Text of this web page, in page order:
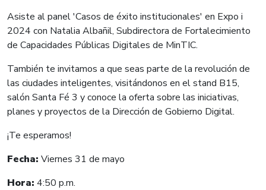
Asiste al panel 'Casos de éxito institucionales' en Expo i
2024 con Natalia Albañil, Subdirectora de Fortalecimiento
de Capacidades Públicas Digitales de MinTIC.
También te invitamos a que seas parte de la revolución de
las ciudades inteligentes, visitándonos en el stand B15,
salón Santa Fé 3 y conoce la oferta sobre las iniciativas,
planes y proyectos de la Dirección de Gobierno Digital.
¡Te esperamos!
Fecha: Viernes 31 de mayo
Hora: 4:50 p.m.